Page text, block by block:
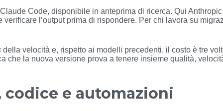
Code, disponibile in anteprima di ricerca. Qui
l’output prima di rispondere. Per chi lavora su
della velocità e, rispetto ai modelli precedenti, il costo è tre
che la nuova versione prova a tenere insieme qualità,
e automazioni